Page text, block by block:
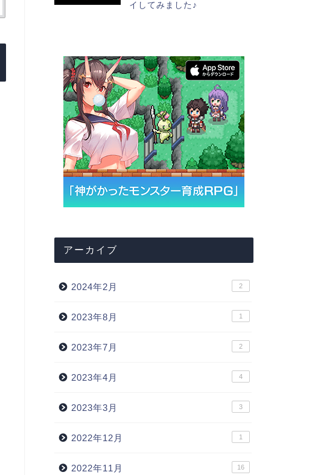
イしてみました♪
アーカイブ
2024年2月 2
2023年8月 1
2023年7月 2
2023年4月 4
2023年3月 3
2022年12月 1
2022年11月 16